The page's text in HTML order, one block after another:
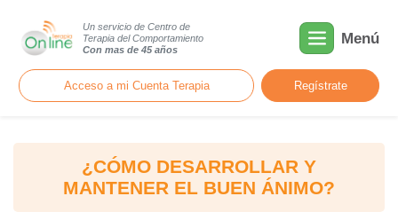
Un servicio de Centro de
Terapia del Comportamiento
Con mas de 45 años
Menú
Acceso a mi Cuenta Terapia Regístrate
¿CÓMO DESARROLLAR Y
MANTENER EL BUEN ÁNIMO?